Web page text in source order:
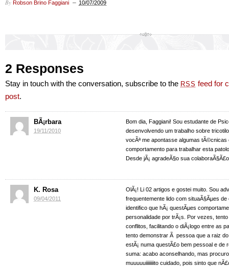
By Robson Brino Faggiani 10/07/2009
2 Responses
Stay in touch with the conversation, subscribe to the RSS feed for
post.
BÃ¡rbara
19/11/2010
Bom dia, Faggiani! Sou estudante de
desenvolvendo um trabalho sobre
vocÃª me apontasse algumas tÃ©cnicas
comportamento para trabalhar esta
Desde jÃ¡ agradeÃ§o sua
K. Rosa
09/04/2011
OlÃ¡! Li 02 artigos e gostei muito. Sou
frequentemente lido com situaÃ§Ãµes de
identifico que hÃ¡ questÃµes
personalidade por trÃ¡s. Por vezes,
conflitos, facilitando o diÃ¡logo entre as
tento demonstrar Ã pessoa que a raiz
estÃ¡ numa questÃ£o bem pessoal e de
suma: acabo aconselhando, mas
muuuuuiiiiiiiito cuidado, pois sinto que